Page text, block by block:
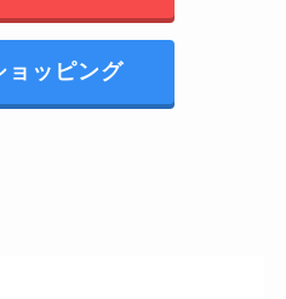
ッピング